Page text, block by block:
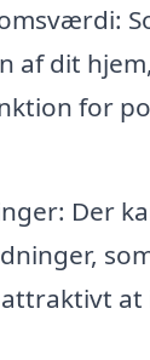
af dit
for
Der
at